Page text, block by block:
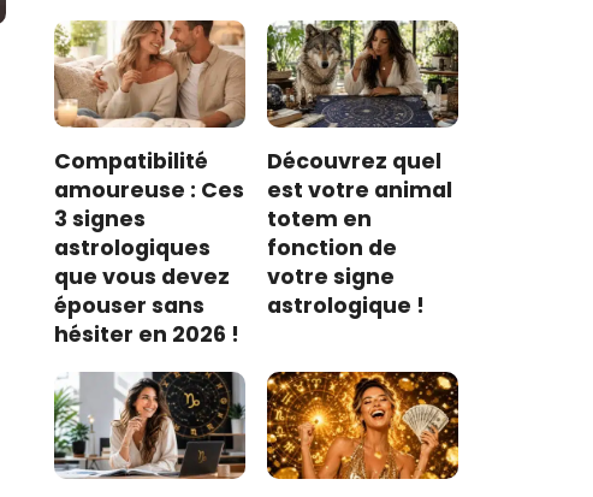
Compatibilité
amoureuse : Ces
3 signes
astrologiques
que vous devez
épouser sans
hésiter en 2026 !
Découvrez quel
est votre animal
totem en
fonction de
votre signe
astrologique !